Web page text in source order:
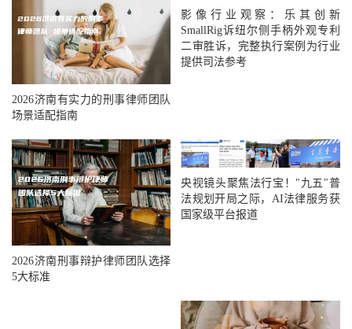
2026济南有实力的刑事律师团队
场景适配指南
影像行业观察：乐其创新
SmallRig诉纽尔侧手柄外观专利
二审胜诉，完整执行案例为行业
提供司法参考
2026济南刑事辩护律师团队选择
5大标准
央视镜头聚焦法行宝！"九五"普
法规划开局之际，AI法律服务获
国家级平台报道